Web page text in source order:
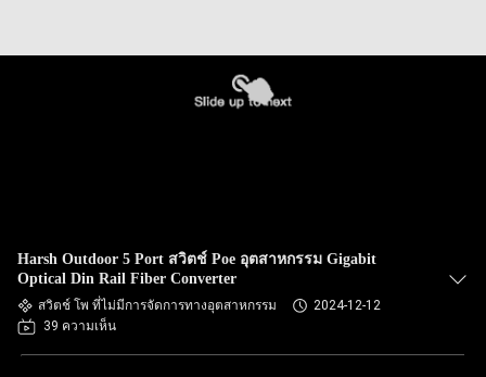
Harsh Outdoor 5 Port สวิตช์ Poe อุตสาหกรรม Gigabit
Optical Din Rail Fiber Converter
สวิตช์ โพ ที่ไม่มีการจัดการทางอุตสาหกรรม
2024-12-12
39 ความเห็น